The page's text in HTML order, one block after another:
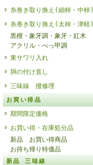
糸巻き取り換え(細棹・中棹)
糸巻き取り換え(太棹・津軽)
黒檀・象牙調・象牙・紅木
アクリル・べっ甲調
東サワリ入れ
胴の付け直し
三味線 撥修理
お買い得品
期間限定価格
お買い得・在庫処分品
新品 お買い得商品
お持ち帰り特価品
新品 三味線